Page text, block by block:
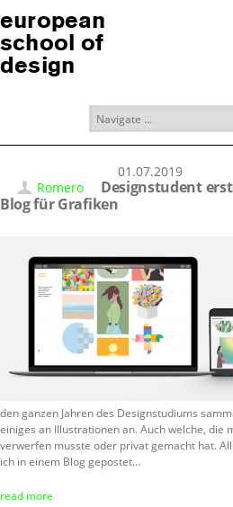
european
school of
design
01.07.2019
Romero
Designstudent
Blog für Grafiken
den ganzen Jahren des Designstudiums
einiges an Illustrationen an. Auch welche, die
verwerfen musste oder privat gemacht hat.
ich in einem Blog gepostet…
read more